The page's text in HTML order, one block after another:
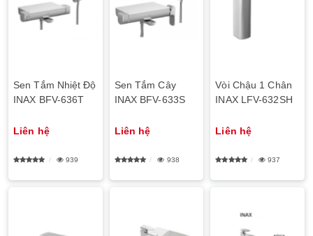
Sen Tắm Nhiệt Độ
INAX BFV-636T
Liên hệ
939
Sen Tắm Cây
INAX BFV-633S
Liên hệ
938
Vòi Chậu 1 Chân
INAX LFV-632SH
Liên hệ
937